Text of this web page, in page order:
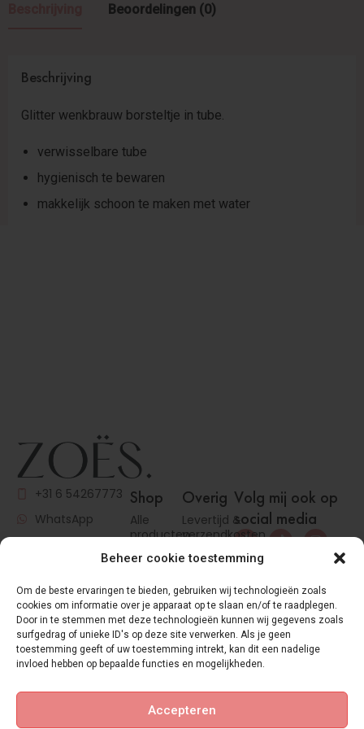
Beheer cookie toestemming
Om de beste ervaringen te bieden, gebruiken wij technologieën zoals
cookies om informatie over je apparaat op te slaan en/of te raadplegen.
Door in te stemmen met deze technologieën kunnen wij gegevens zoals
surfgedrag of unieke ID's op deze site verwerken. Als je geen
toestemming geeft of uw toestemming intrekt, kan dit een nadelige
invloed hebben op bepaalde functies en mogelijkheden.
Accepteren
Beoordelingen (0)
Beschrijving
Glitter wenkbrauw borsteltje in tube.
verwisselbare tube
hygienisch te bewaren
makkelijk schoon te maken met water
+31 6 54267773
WhatsApp
cosmetics.com
&nbsp
KvK: 82818533
BTW:
NL003734955B52
Shop
Alle
producten
Brow jam
Voor
jouw
klanten
Tools
Overig
Levertijd &
verzendkosten
Cookies
Algemene
voorwaarden
Betaalmethodes
Retourneren
herroepen
Volg mij ook op
social media